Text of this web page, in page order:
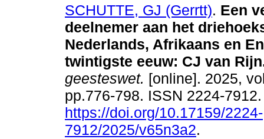
SCHUTTE, GJ (Gerrtt). Een
deelnemer aan het
Nederlands, Afrikaans en
twintigste eeuw: CJ van Rijn
geesteswet. [online]. 2025,
pp.776-798. ISSN 2224-
https://doi.org/10.17159/2224-
7912/2025/v65n3a2.